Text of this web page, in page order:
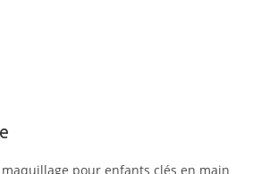
pour enfants clés en main